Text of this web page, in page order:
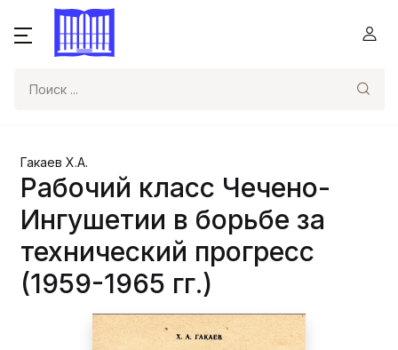
Гакаев Х.А.
Рабочий класс Чечено-
Ингушетии в борьбе за
технический прогресс
(1959-1965 гг.)